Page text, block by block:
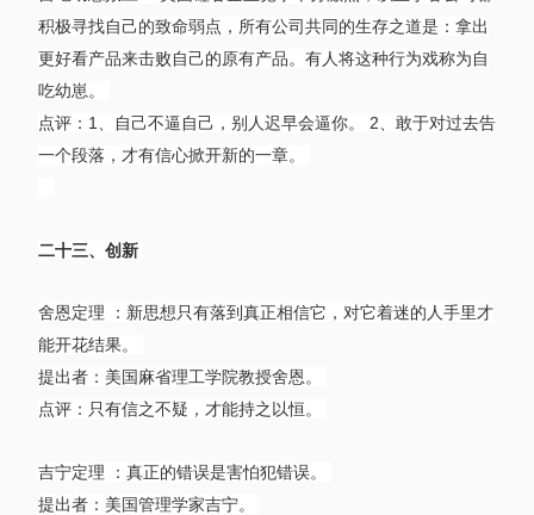
积极寻找自己的致命弱点，所有公司共同的生存之道是：拿出
更好看产品来击败自己的原有产品。有人将这种行为戏称为自
吃幼崽。
点评：1、自己不逼自己，别人迟早会逼你。 2、敢于对过去告
一个段落，才有信心掀开新的一章。
二十三、创新
舍恩定理 ：新思想只有落到真正相信它，对它着迷的人手里才
能开花结果。
提出者：美国麻省理工学院教授舍恩。
点评：只有信之不疑，才能持之以恒。
吉宁定理 ：真正的错误是害怕犯错误。
提出者：美国管理学家吉宁。